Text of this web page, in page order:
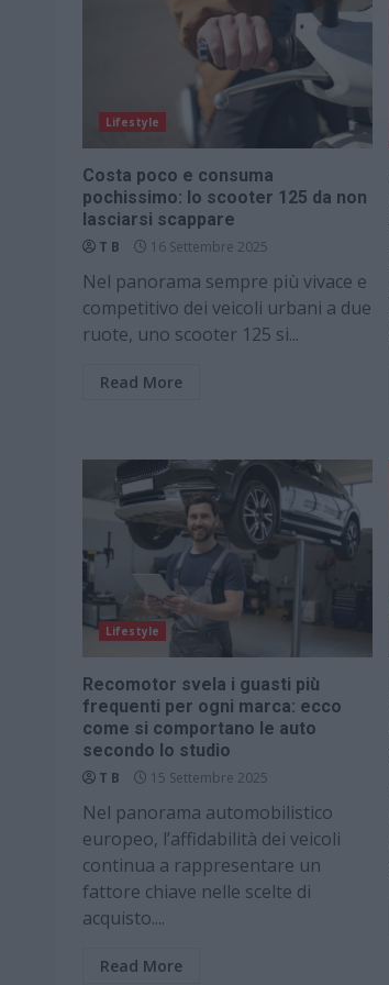
Lifestyle
Costa poco e consuma
pochissimo: lo scooter 125 da non
lasciarsi scappare
T B 16 Settembre 2025
Nel panorama sempre più vivace e
competitivo dei veicoli urbani a due
ruote, uno scooter 125 si...
Read More
Lifestyle
Recomotor svela i guasti più
frequenti per ogni marca: ecco
come si comportano le auto
secondo lo studio
T B 15 Settembre 2025
Nel panorama automobilistico
europeo, l’affidabilità dei veicoli
continua a rappresentare un
fattore chiave nelle scelte di
acquisto....
Read More